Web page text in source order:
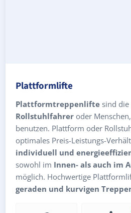
Plattformlifte
Plattformtreppenlifte sind
Rollstuhlfahrer oder
benutzen. Plattform oder
optimales Preis-Leistungs-
individuell und
sowohl im Innen- als auch im
möglich. Hochwertige
geraden und kurvigen